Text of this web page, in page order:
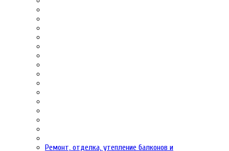
Ремонт, отделка, утепление балконов и